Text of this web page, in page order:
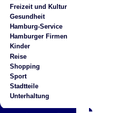
Freizeit und Kultur
Gesundheit
Hamburg-Service
Hamburger Firmen
Kinder
Reise
Shopping
Sport
Stadtteile
Unterhaltung